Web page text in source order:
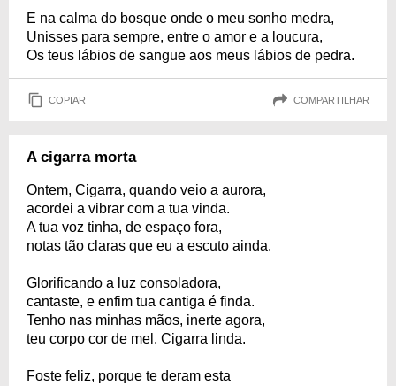
E na calma do bosque onde o meu sonho medra,
Unisses para sempre, entre o amor e a loucura,
Os teus lábios de sangue aos meus lábios de pedra.
COPIAR COMPARTILHAR
A cigarra morta
Ontem, Cigarra, quando veio a aurora,
acordei a vibrar com a tua vinda.
A tua voz tinha, de espaço fora,
notas tão claras que eu a escuto ainda.
Glorificando a luz consoladora,
cantaste, e enfim tua cantiga é finda.
Tenho nas minhas mãos, inerte agora,
teu corpo cor de mel. Cigarra linda.
Foste feliz, porque te deram esta